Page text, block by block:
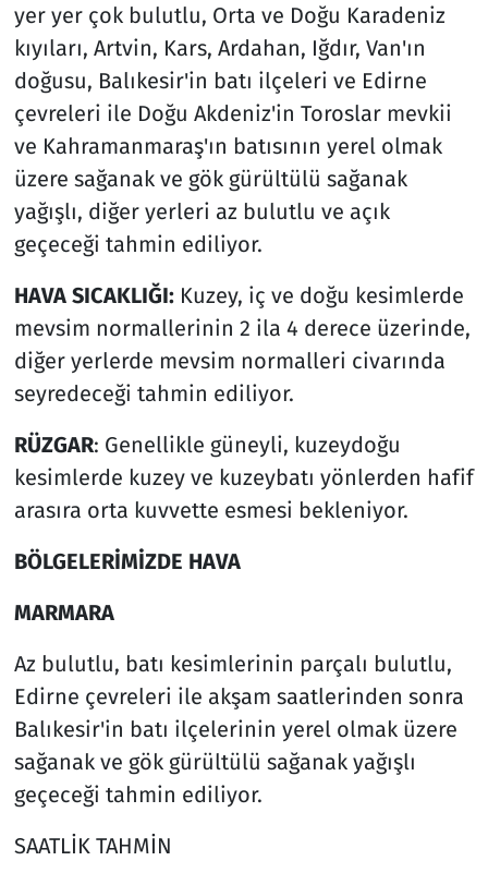
yer yer çok bulutlu, Orta ve Doğu Karadeniz
kıyıları, Artvin, Kars, Ardahan, Iğdır, Van'ın
doğusu, Balıkesir'in batı ilçeleri ve Edirne
çevreleri ile Doğu Akdeniz'in Toroslar mevkii
ve Kahramanmaraş'ın batısının yerel olmak
üzere sağanak ve gök gürültülü sağanak
yağışlı, diğer yerleri az bulutlu ve açık
geçeceği tahmin ediliyor.
HAVA SICAKLIĞI: Kuzey, iç ve doğu kesimlerde
mevsim normallerinin 2 ila 4 derece üzerinde,
diğer yerlerde mevsim normalleri civarında
seyredeceği tahmin ediliyor.
RÜZGAR: Genellikle güneyli, kuzeydoğu
kesimlerde kuzey ve kuzeybatı yönlerden hafif
arasıra orta kuvvette esmesi bekleniyor.
BÖLGELERİMİZDE HAVA
MARMARA
Az bulutlu, batı kesimlerinin parçalı bulutlu,
Edirne çevreleri ile akşam saatlerinden sonra
Balıkesir'in batı ilçelerinin yerel olmak üzere
sağanak ve gök gürültülü sağanak yağışlı
geçeceği tahmin ediliyor.
SAATLİK TAHMİN
Teknoloji ve Bilim
Televizyon